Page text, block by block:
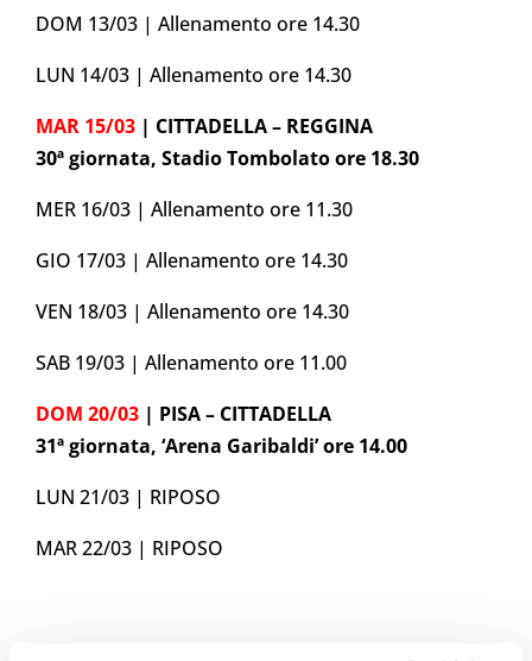
DOM 13/03 | Allenamento ore 14.30
LUN 14/03 | Allenamento ore 14.30
MAR 15/03 | CITTADELLA – REGGINA
30ª giornata, Stadio Tombolato ore 18.30
MER 16/03 | Allenamento ore 11.30
GIO 17/03 | Allenamento ore 14.30
VEN 18/03 | Allenamento ore 14.30
SAB 19/03 | Allenamento ore 11.00
DOM 20/03 | PISA – CITTADELLA
31ª giornata, ‘Arena Garibaldi’ ore 14.00
LUN 21/03 | RIPOSO
MAR 22/03 | RIPOSO